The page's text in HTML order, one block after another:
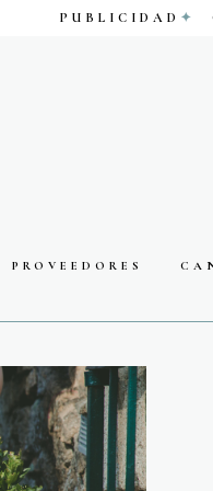
PUBLICIDAD
PROVEEDORES